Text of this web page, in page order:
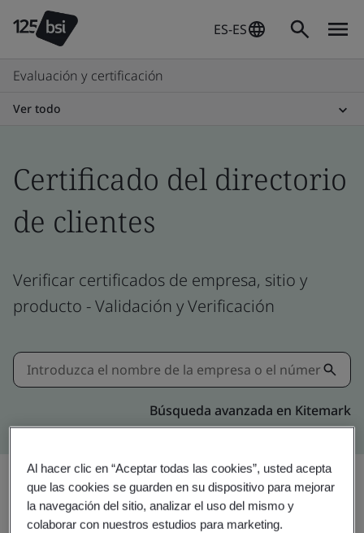
ES-ES
Evaluación y certificación
Ver todo
Certificado del directorio
de clientes
Verificar certificados de empresa, sitio y
producto - Validación y Verificación
Búsqueda avanzada en Kitemark
Compartir:
Al hacer clic en “Aceptar todas las cookies”, usted acepta
que las cookies se guarden en su dispositivo para mejorar
la navegación del sitio, analizar el uso del mismo y
colaborar con nuestros estudios para marketing.